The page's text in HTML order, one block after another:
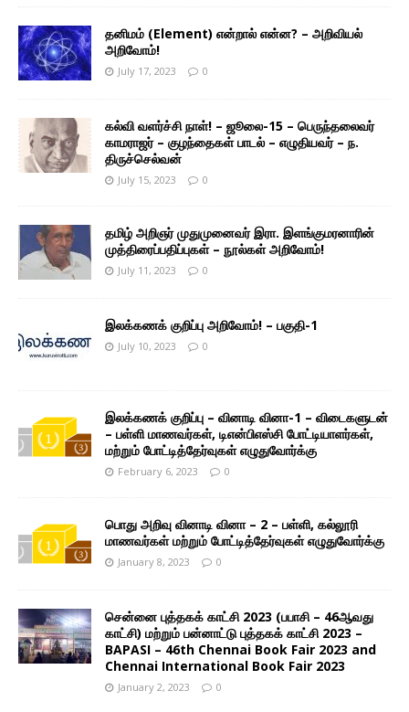
தனிமம் (Element) என்றால் என்ன? – அறிவியல்
அறிவோம்!
July 17, 2023 0
கல்வி வளர்ச்சி நாள்! – ஜூலை-15 – பெருந்தலைவர்
காமராஜர் – குழந்தைகள் பாடல் – எழுதியவர் – ந.
திருச்செல்வன்
July 15, 2023 0
தமிழ் அறிஞர் முதுமுனைவர் இரா. இளங்குமரனாரின்
முத்திரைப்பதிப்புகள் – நூல்கள் அறிவோம்!
July 11, 2023 0
இலக்கணக் குறிப்பு அறிவோம்! – பகுதி-1
July 10, 2023 0
இலக்கணக் குறிப்பு – வினாடி வினா-1 – விடைகளுடன்
– பள்ளி மாணவர்கள், டிஎன்பிஎஸ்சி போட்டியாளர்கள்,
மற்றும் போட்டித்தேர்வுகள் எழுதுவோர்க்கு
February 6, 2023 0
பொது அறிவு வினாடி வினா – 2 – பள்ளி, கல்லூரி
மாணவர்கள் மற்றும் போட்டித்தேர்வுகள் எழுதுவோர்க்கு
January 8, 2023 0
சென்னை புத்தகக் காட்சி 2023 (பபாசி – 46ஆவது
காட்சி) மற்றும் பன்னாட்டு புத்தகக் காட்சி 2023 –
BAPASI – 46th Chennai Book Fair 2023 and
Chennai International Book Fair 2023
January 2, 2023 0